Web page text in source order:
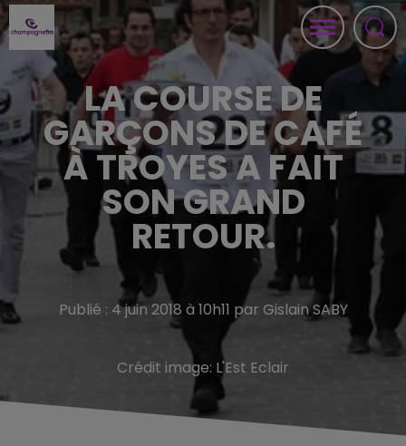
LA COURSE DE
GARÇONS DE CAFÉ
À TROYES A FAIT
SON GRAND
RETOUR.
Publié : 4 juin 2018 à 10h11 par Gislain SABY
Crédit image: L'Est Eclair